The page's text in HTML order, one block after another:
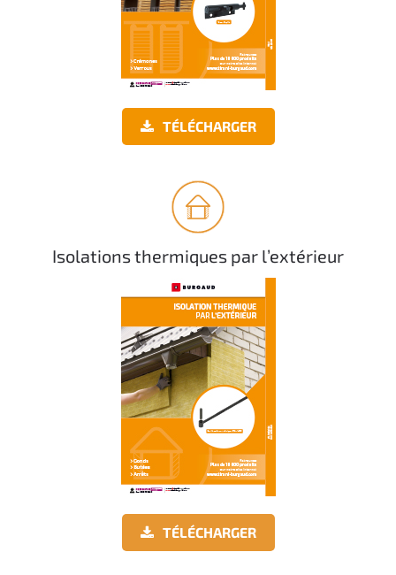
TÉLÉCHARGER
Isolations thermiques par l’extérieur
TÉLÉCHARGER